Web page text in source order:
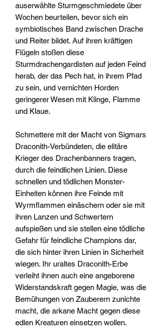
auserwählte Sturmgeschmiedete über
Wochen beurteilen, bevor sich ein
symbiotisches Band zwischen Drache
und Reiter bildet. Auf ihren kräftigen
Flügeln stoßen diese
Sturmdrachengardisten auf jeden Feind
herab, der das Pech hat, in ihrem Pfad
zu sein, und vernichten Horden
geringerer Wesen mit Klinge, Flamme
und Klaue.
Schmettere mit der Macht von Sigmars
Draconith-Verbündeten, die elitäre
Krieger des Drachenbanners tragen,
durch die feindlichen Linien. Diese
schnellen und tödlichen Monster-
Einheiten können ihre Feinde mit
Wyrmflammen einäschern oder sie mit
ihren Lanzen und Schwertern
aufspießen und sie stellen eine tödliche
Gefahr für feindliche Champions dar,
die sich hinter ihren Linien in Sicherheit
wiegen. Ihr uraltes Draconith-Erbe
verleiht ihnen auch eine angeborene
Widerstandskraft gegen Magie, was die
Bemühungen von Zauberern zunichte
macht, die arkane Macht gegen diese
edlen Kreaturen einsetzen wollen.